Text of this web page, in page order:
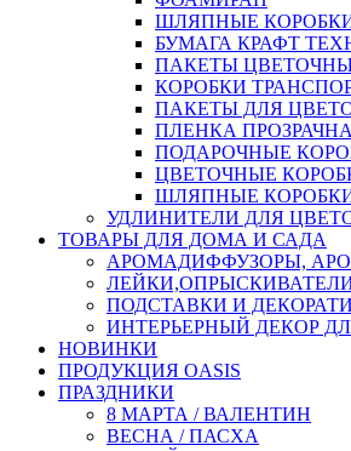
ШЛЯПНЫЕ
БУМАГА КРАФТ
ПАКЕТЫ
КОРОБКИ
ПАКЕТЫ ДЛЯ
ПЛЕНКА
ПОДАРОЧНЫЕ
ЦВЕТОЧНЫЕ
ШЛЯПНЫЕ
УДЛИНИТЕЛИ ДЛЯ
ТОВАРЫ ДЛЯ ДОМА И САДА
АРОМАДИФФУЗОРЫ,
ПОДСТАВКИ И
ИНТЕРЬЕРНЫЙ ДЕКОР
НОВИНКИ
ПРОДУКЦИЯ OASIS
ПРАЗДНИКИ
8 МАРТА / ВАЛЕНТИН
ВЕСНА / ПАСХА